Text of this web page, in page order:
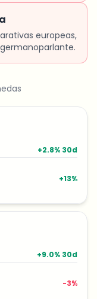
europeas,
+2.8% 30d
+13%
+9.0% 30d
-3%